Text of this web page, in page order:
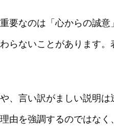
要なのは「心からの誠
らないことがあります
、言い訳がましい説明
由を強調するのではな